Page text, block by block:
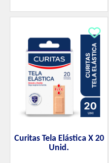
Curitas Tela Elástica X 20
Unid.